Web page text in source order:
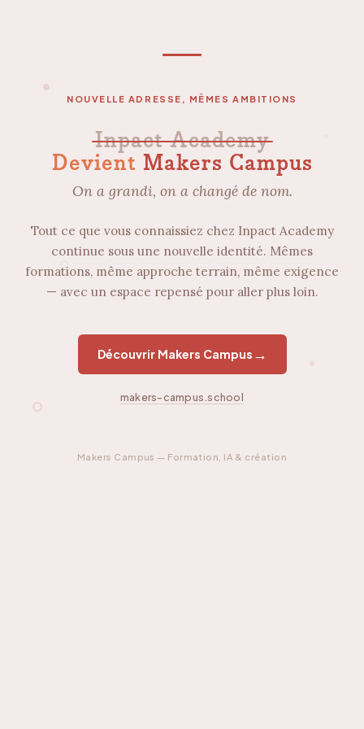
NOUVELLE ADRESSE, MÊMES AMBITIONS
Inpact Academy
Devient Makers Campus
On a grandi, on a changé de nom.
Tout ce que vous connaissiez chez Inpact Academy
continue sous une nouvelle identité. Mêmes
formations, même approche terrain, même exigence
— avec un espace repensé pour aller plus loin.
Découvrir Makers Campus →
makers-campus.school
Makers Campus — Formation, IA & création